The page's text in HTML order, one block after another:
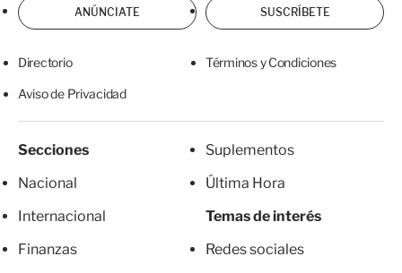
ANÚNCIATE SUSCRÍBETE
Directorio Términos y Condiciones
Aviso de Privacidad
Secciones
Nacional
Internacional
Finanzas
Suplementos
Última Hora
Temas de interés
Redes sociales